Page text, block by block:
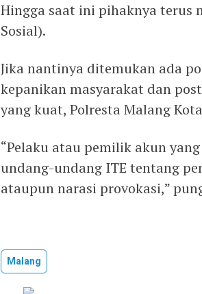
Hingga saat ini pihaknya terus
Sosial).
Jika nantinya ditemukan ada
kepanikan masyarakat dan
yang kuat, Polresta Malang
“Pelaku atau pemilik akun
undang-undang ITE tentang
ataupun narasi provokasi,”
Malang